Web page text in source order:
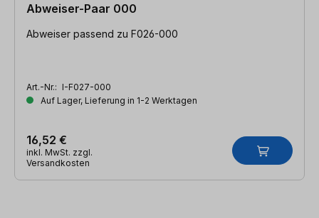
Abweiser-Paar 000
Abweiser passend zu F026-000
Art.-Nr.: I-F027-000
Auf Lager, Lieferung in 1-2 Werktagen
16,52 €
inkl. MwSt. zzgl.
Versandkosten